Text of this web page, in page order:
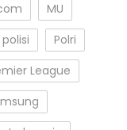
MU
polisi
Polri
League